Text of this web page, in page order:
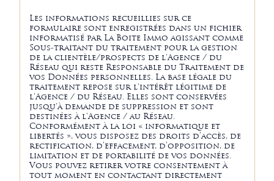
Les informations recueillies sur ce
formulaire sont enregistrées dans un fichier
informatisé par La Boite Immo agissant comme
Sous-traitant du traitement pour la gestion
de la clientèle/prospects de l'Agence / du
Réseau qui reste Responsable du Traitement de
vos Données personnelles. La base légale du
traitement repose sur l'intérêt légitime de
l'Agence / du Réseau. Elles sont conservées
jusqu'à demande de suppression et sont
destinées à l'Agence / au Réseau.
Conformément à la loi « informatique et
libertés », vous disposez des droits d’accès, de
rectification, d’effacement, d’opposition, de
limitation et de portabilité de vos données.
Vous pouvez retirer votre consentement à
tout moment en contactant directement